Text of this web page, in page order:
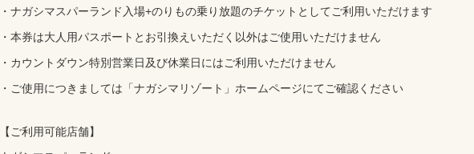
・ナガシマスパーランド入場+のりもの乗り放題のチケットとしてご利用いただけます
・本券は大人用パスポートとお引換えいただく以外はご使用いただけません
・カウントダウン特別営業日及び休業日にはご利用いただけません
・ご使用につきましては「ナガシマリゾート」ホームページにてご確認ください
【ご利用可能店舗】